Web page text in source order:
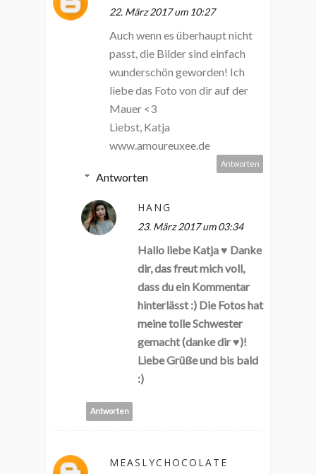
22. März 2017 um 10:27
Auch wenn es überhaupt nicht
passt, die Bilder sind einfach
wunderschön geworden! Ich
liebe das Foto von dir auf der
Mauer <3
Liebst, Katja
www.amoureuxee.de
Antworten
Antworten
HANG
23. März 2017 um 03:34
Hallo liebe Katja ♥ Danke
dir, das freut mich voll,
dass du ein Kommentar
hinterlässt :) Die Fotos hat
meine tolle Schwester
gemacht (danke dir ♥)!
Liebe Grüße und bis bald
:)
Antworten
MEASLYCHOCOLATE